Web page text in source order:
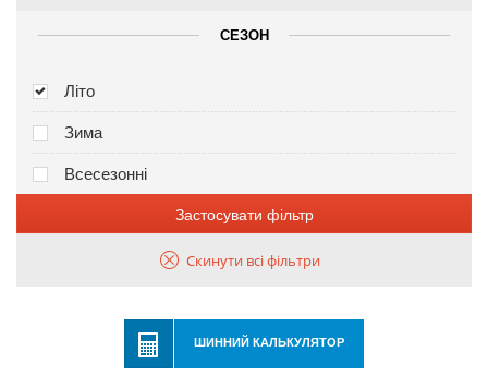
СЕЗОН
Літо
Зима
Всесезонні
Застосувати фільтр
Скинути всі фільтри
ШИННИЙ КАЛЬКУЛЯТОР